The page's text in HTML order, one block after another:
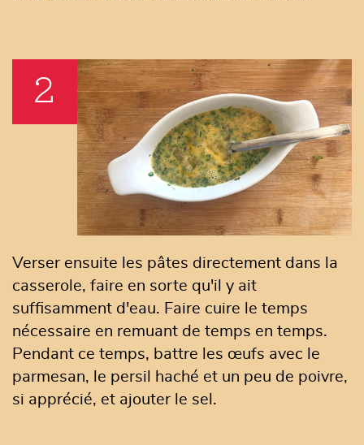
2
Verser ensuite les pâtes directement dans la
casserole, faire en sorte qu'il y ait
suffisamment d'eau. Faire cuire le temps
nécessaire en remuant de temps en temps.
Pendant ce temps, battre les œufs avec le
parmesan, le persil haché et un peu de poivre,
si apprécié, et ajouter le sel.